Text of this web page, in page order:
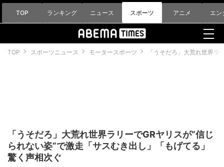
TOP ランキング ニュース スポーツ アニメ エン
TOP スポーツニュース モータースポーツ 「うそだろ」大荒れ世界
「うそだろ」大荒れ世界ラリーでGRヤリスが“信じ
られない姿”で激走「サスむき出し」「もげてる」
驚く声相次ぐ